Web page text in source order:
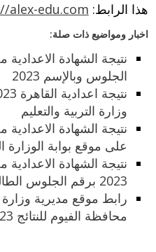
هذا الرابط: alex-edu.com
اخبار ومواضيع ذات صلة:
نتيجة الشهادة
الجلوس وبالإسم 2023
وزارة التربية والتعليم
على موقع بوابة الوزارة
نتيجة الشهادة
2023 برقم الجلوس الطالب
رابط موقع مديرية وزارة
محافظة الفيوم للنتائج 2023